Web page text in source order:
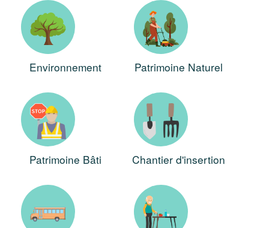
Environnement Patrimoine Naturel
Patrimoine Bâti Chantier d'insertion